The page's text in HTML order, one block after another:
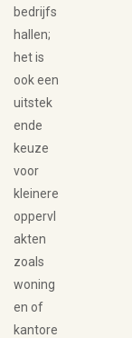
bedrijfs
hallen;
het is
ook een
uitstek
ende
keuze
voor
kleinere
oppervl
akten
zoals
woning
en of
kantore